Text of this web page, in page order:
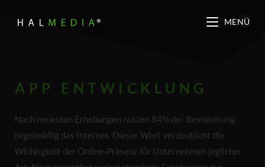
MENÜ
APP ENTWICKLUNG
Nach neuesten Erhebungen nutzen 84% der Bevölkerung
regelmäßig das Internet. Dieser Wert verdeutlicht die
Wichtigkeit der Online-Präsenz für Unternehmen jeglicher